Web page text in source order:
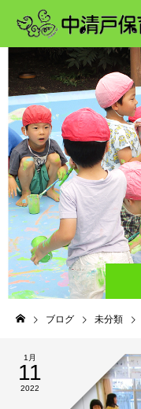
ブログ 未分類
1月
11
2022